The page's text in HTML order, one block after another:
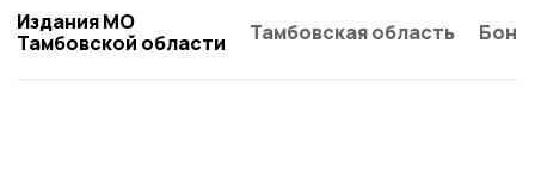
Издания МО
Тамбовской области
Тамбовская область